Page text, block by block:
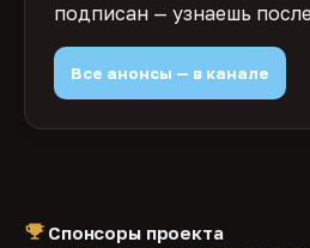
подписан — узнаешь
Все анонсы — в канале
Спонсоры проекта